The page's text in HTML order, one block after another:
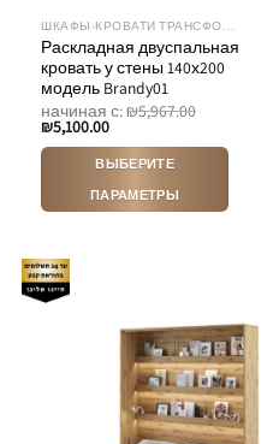
ШКАФЫ-КРОВАТИ ТРАНСФОРМЕРЫ
Раскладная двуспальная
кровать у стены 140х200
модель Brandy01
начиная с:₪5,967.00
₪5,100.00
ВЫБЕРИТЕ
ПАРАМЕТРЫ
имеет
несколько
вариаций.